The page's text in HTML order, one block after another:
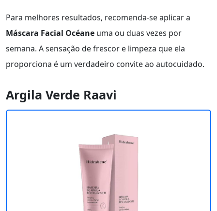
Para melhores resultados, recomenda-se aplicar a
Máscara Facial Océane uma ou duas vezes por
semana. A sensação de frescor e limpeza que ela
proporciona é um verdadeiro convite ao autocuidado.
Argila Verde Raavi